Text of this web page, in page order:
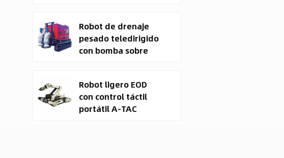
Robot de drenaje
pesado teledirigido
con bomba sobre
tripulado (UGV).
Robot ligero EOD
con control táctil
portátil A-TAC